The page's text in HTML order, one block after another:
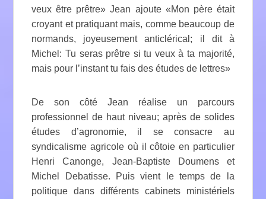
veux être prêtre» Jean ajoute «Mon père était
croyant et pratiquant mais, comme beaucoup de
normands, joyeusement anticlérical; il dit à
Michel: Tu seras prêtre si tu veux à ta majorité,
mais pour l’instant tu fais des études de lettres»
De son côté Jean réalise un parcours
professionnel de haut niveau; après de solides
études d’agronomie, il se consacre au
syndicalisme agricole où il côtoie en particulier
Henri Canonge, Jean-Baptiste Doumens et
Michel Debatisse. Puis vient le temps de la
politique dans différents cabinets ministériels